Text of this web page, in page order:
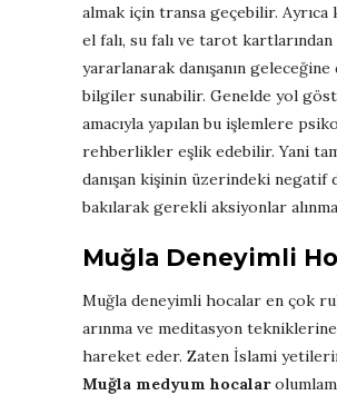
almak için transa geçebilir. Ayrıca
el falı, su falı ve tarot kartlarından
yararlanarak danışanın geleceğine
bilgiler sunabilir. Genelde yol
amacıyla yapılan bu işlemlere
rehberlikler eşlik edebilir. Yani
danışan kişinin üzerindeki negatif
bakılarak gerekli aksiyonlar
Muğla Deneyimli
Muğla deneyimli hocalar en çok
arınma ve meditasyon
hareket eder. Zaten İslami
Muğla medyum hocalar